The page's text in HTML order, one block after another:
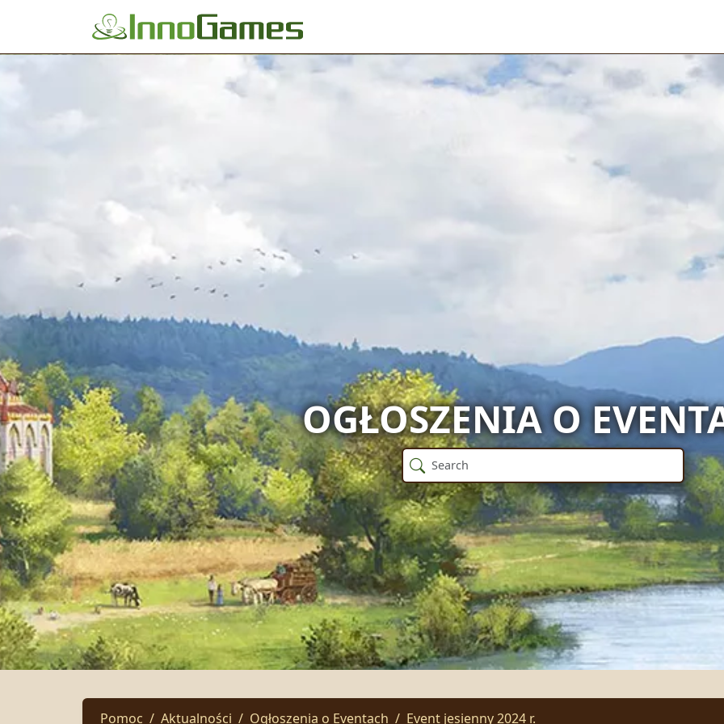
OGŁOSZENIA O
Pomoc Aktualności Ogłoszenia o Eventach Event jesienny 2024 r.